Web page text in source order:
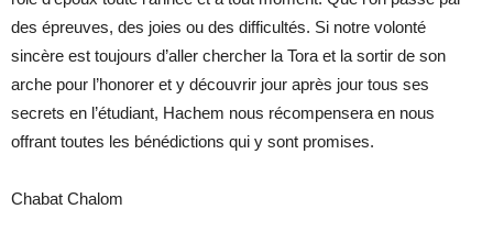
des épreuves, des joies ou des difficultés. Si notre volonté
sincère est toujours d’aller chercher la Tora et la sortir de son
arche pour l’honorer et y découvrir jour après jour tous ses
secrets en l’étudiant, Hachem nous récompensera en nous
offrant toutes les bénédictions qui y sont promises.
Chabat Chalom